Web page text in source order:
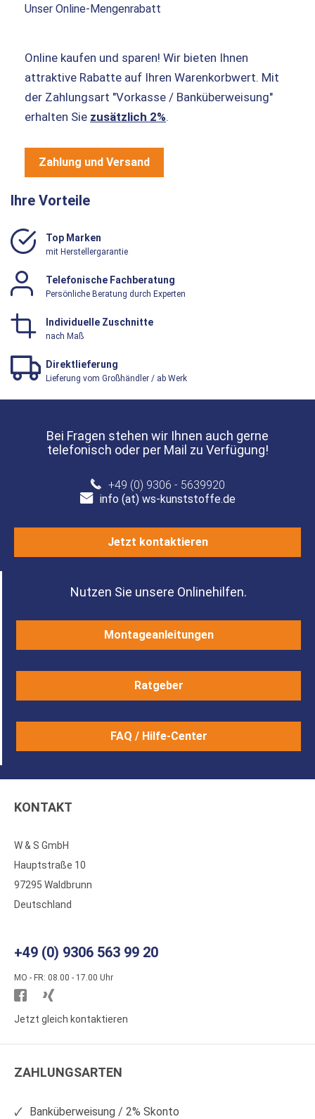
Unser Online-Mengenrabatt
Online kaufen und sparen! Wir bieten Ihnen
attraktive Rabatte auf Ihren Warenkorbwert. Mit
der Zahlungsart "Vorkasse / Banküberweisung"
erhalten Sie zusätzlich 2%.
Zahlung und Versand
Ihre Vorteile
Top Marken
mit Herstellergarantie
Telefonische Fachberatung
Persönliche Beratung durch Experten
Individuelle Zuschnitte
nach Maß
Direktlieferung
Lieferung vom Großhändler / ab Werk
Bei Fragen stehen wir Ihnen auch gerne
telefonisch oder per Mail zu Verfügung!
+49 (0) 9306 - 5639920
info (at) ws-kunststoffe.de
Jetzt kontaktieren
Nutzen Sie unsere Onlinehilfen.
Montageanleitungen
Ratgeber
FAQ / Hilfe-Center
KONTAKT
W & S GmbH
Hauptstraße 10
97295 Waldbrunn
Deutschland
+49 (0) 9306 563 99 20
MO - FR: 08.00 - 17.00 Uhr
Besuchen
Sie
auf
Sie
auf
Jetzt gleich kontaktieren
ZAHLUNGSARTEN
Banküberweisung / 2% Skonto